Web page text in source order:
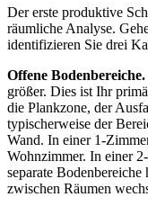
Der erste produktive
räumliche Analyse.
identifizieren Sie drei
Offene Bodenbereiche.
größer. Dies ist Ihr
die Plankzone, der
typischerweise der
Wand. In einer 1-
Wohnzimmer. In einer
separate
zwischen Räumen